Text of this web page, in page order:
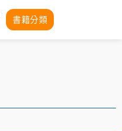
書籍分類